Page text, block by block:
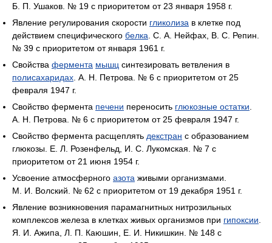
Б. П. Ушаков. № 19 с приоритетом от 23 января 1958 г.
Явление регулирования скорости гликолиза в клетке под
действием специфического белка . С. А. Нейфах, В. С. Репин.
№ 39 с приоритетом от января 1961 г.
Свойства фермента мышц синтезировать ветвления в
полисахаридах . А. Н. Петрова. № 6 с приоритетом от 25
февраля 1947 г.
Свойство фермента печени переносить глюкозные остатки
А. Н. Петрова. № 6 с приоритетом от 25 февраля 1947 г.
Свойство фермента расщеплять декстран с образованием
глюкозы. Е. Л. Розенфельд, И. С. Лукомская. № 7 с
приоритетом от 21 июня 1954 г.
Усвоение атмосферного азота живыми организмами.
М. И. Волский. № 62 с приоритетом от 19 декабря 1951 г.
Явление возникновения парамагнитных нитрозильных
комплексов железа в клетках живых организмов при гипоксии
Я. И. Ажипа, Л. П. Каюшин, Е. И. Никишкин. № 148 с